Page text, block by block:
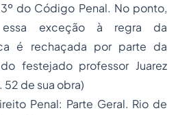
do Código Penal. No ponto,
exceção à regra da
é rechaçada por parte da
festejado professor Juarez
52 de sua obra)
Penal: Parte Geral. Rio de